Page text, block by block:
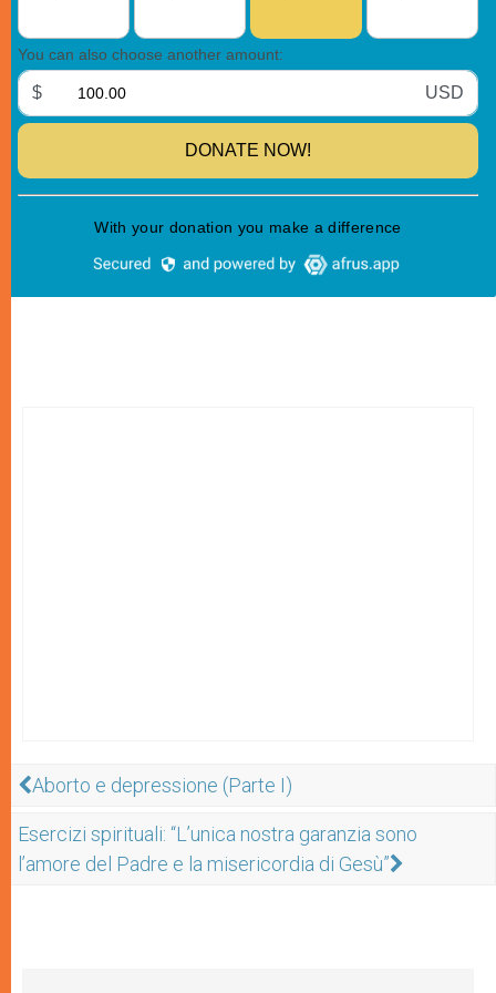
Aborto e depressione (Parte I)
Esercizi spirituali: “L’unica nostra garanzia sono
l’amore del Padre e la misericordia di Gesù”